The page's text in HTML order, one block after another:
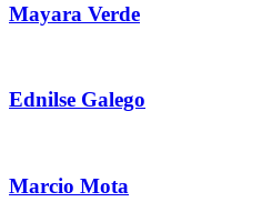
Mayara Verde
Ednilse Galego
Marcio Mota